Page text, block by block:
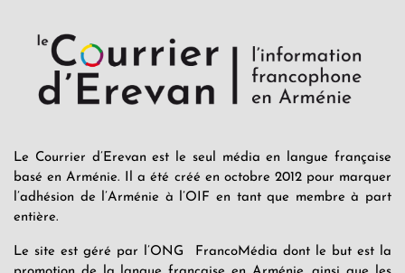
Le Courrier d’Erevan est le seul média en langue française
basé en Arménie. Il a été créé en octobre 2012 pour marquer
l’adhésion de l’Arménie à l’OIF en tant que membre à part
entière.
Le site est géré par l’ONG FrancoMédia dont le but est la